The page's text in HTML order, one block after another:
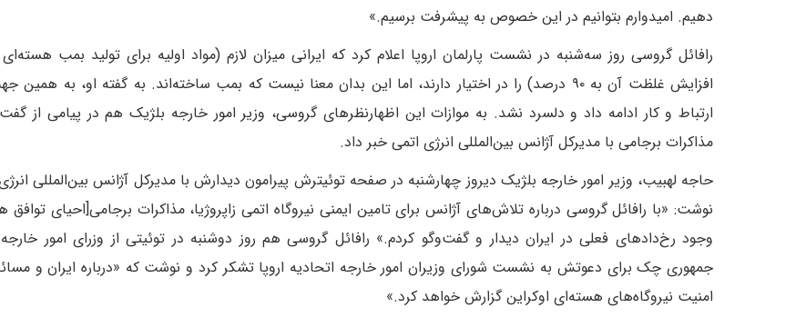
دهیم. امیدوارم بتوانیم در این خصوص به پیشرفت برسیم.»
رافائل گروسی روز سه‌شنبه در نشست پارلمان اروپا اعلام کرد که ایرانی میزان لازم (مواد اولیه برای تولید بمب
افزایش غلظت آن به ۹۰ درصد) را در اختیار دارند، اما این بدان معنا نیست که بمب ساخته‌اند. به گفته او، به
ارتباط و کار ادامه داد و دلسرد نشد. به موازات این اظهارنظرهای گروسی، وزیر امور خارجه بلژیک هم در پیامی از
مذاکرات برجامی با مدیرکل آژانس بین‌المللی انرژی اتمی خبر داد.
حاجه لهبیب، وزیر امور خارجه بلژیک دیروز چهارشنبه در صفحه توئیترش پیرامون دیدارش با مدیرکل آژانس بین‌المللی
نوشت: «با رافائل گروسی درباره تلاش‌های آژانس برای تامین ایمنی نیروگاه اتمی زاپروژیا، مذاکرات برجامی[احیای توافق
وجود رخ‌دادهای فعلی در ایران دیدار و گفت‌وگو کردم.» رافائل گروسی هم روز دوشنبه در توئیتی از وزرای امور
جمهوری چک برای دعوتش به نشست شورای وزیران امور خارجه اتحادیه اروپا تشکر کرد و نوشت که «درباره ایران و
امنیت نیروگاه‌های هسته‌ای اوکراین گزارش خواهد کرد.»